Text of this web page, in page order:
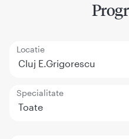
Locatie
Cluj E.Grigorescu
Specialitate
Toate